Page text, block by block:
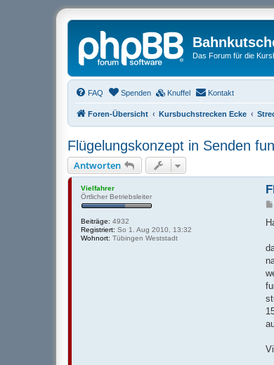
Das Forum für die
FAQ Spenden Knuffel Kontakt
Foren-Übersicht Kursbuchstrecken Ecke
Flügelungskonzept in Senden
Antworten
Vielfahrer
Örtlicher Betriebsleiter
Beiträge: 4932
Registriert: So 1. Aug 2010, 13:32
Wohnort: Tübingen Weststadt